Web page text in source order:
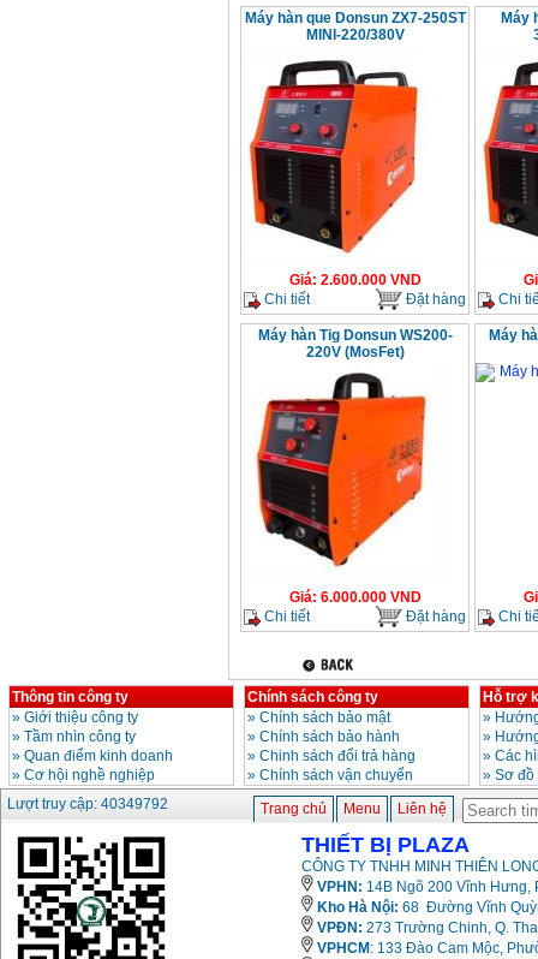
Máy hàn que Donsun ZX7-250ST
MINI-220/380V
Giá: 2.600.000VND
Chi tiết
Đặt hàng
Máy
Chi
Máy hàn Tig Donsun WS200-
220V (MosFet)
Giá: 6.000.000VND
Chi tiết
Đặt hàng
Máy
Chi
Thông tin công ty
» Giới thiệu công ty
» Tầm nhìn công ty
» Quan điểm kinh doanh
» Cơ hội nghề nghiệp
Chính sách công ty
» Chính sách bảo mật
» Chính sách bảo hành
» Chinh sách đổi trả hàng
» Chính sách vận chuyển
Hỗ trợ
»
»
» Các
» Sơ
Lượt truy cập: 40349792
Trang chủ Menu Liên hệ
THIẾT BỊ PLAZA
CÔNG TY TNHH MINH THIÊN
VPHN: 14B Ngõ 200 Vĩnh Hưng,
Kho Hà Nội: 68 Đường Vĩnh
VPĐN: 273 Trường Chinh, Q.
VPHCM : 133 Đào Cam Mộc,